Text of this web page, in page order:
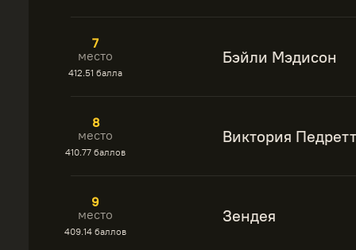
7
место
412.51 балла
Бэйли Мэдисон
8
место
410.77 баллов
Виктория
9
место
409.14 баллов
Зендея